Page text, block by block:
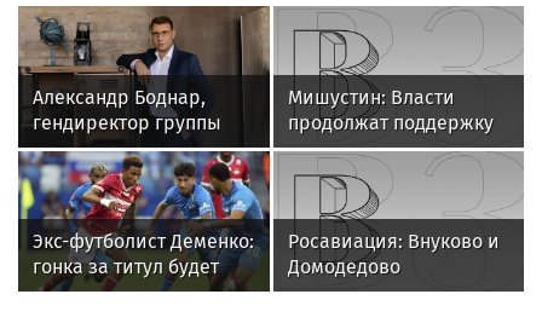
Александр Боднар,
гендиректор группы
компаний «Рюрик»: «В
это сложное время наш
опыт и компетенции
могут помочь бизнесу»
Мишустин: Власти
продолжат поддержку
туристической отрасли
Крыма
Экс-футболист Деменко:
гонка за титул будет
между "Зенитом",
Росавиация: Внуково и
Домодедово
ограничили полеты